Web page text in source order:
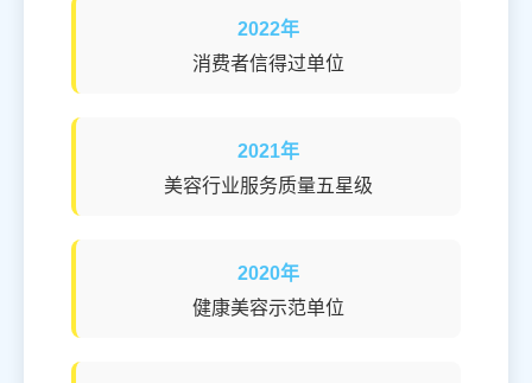
2022年
消费者信得过单位
2021年
美容行业服务质量五星级
2020年
健康美容示范单位